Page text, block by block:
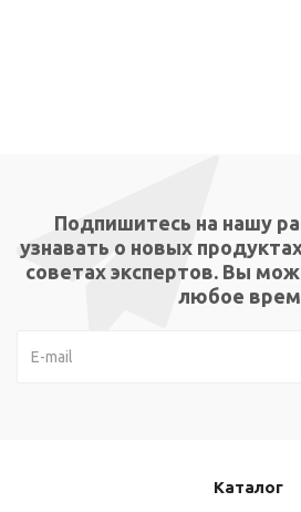
Подпишитесь на нашу
узнавать о новых
советах экспертов. Вы
любое
Каталог